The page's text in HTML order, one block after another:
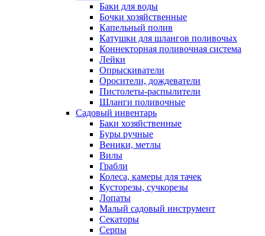
Баки для воды
Бочки хозяйственные
Капельный полив
Катушки для шлангов поливочых
Коннекторная поливочная система
Лейки
Опрыскиватели
Оросители, дождеватели
Пистолеты-распылители
Шланги поливочные
Садовый инвентарь
Баки хозяйственные
Буры ручные
Веники, метлы
Вилы
Грабли
Колеса, камеры для тачек
Кусторезы, сучкорезы
Лопаты
Малый садовый инструмент
Секаторы
Серпы